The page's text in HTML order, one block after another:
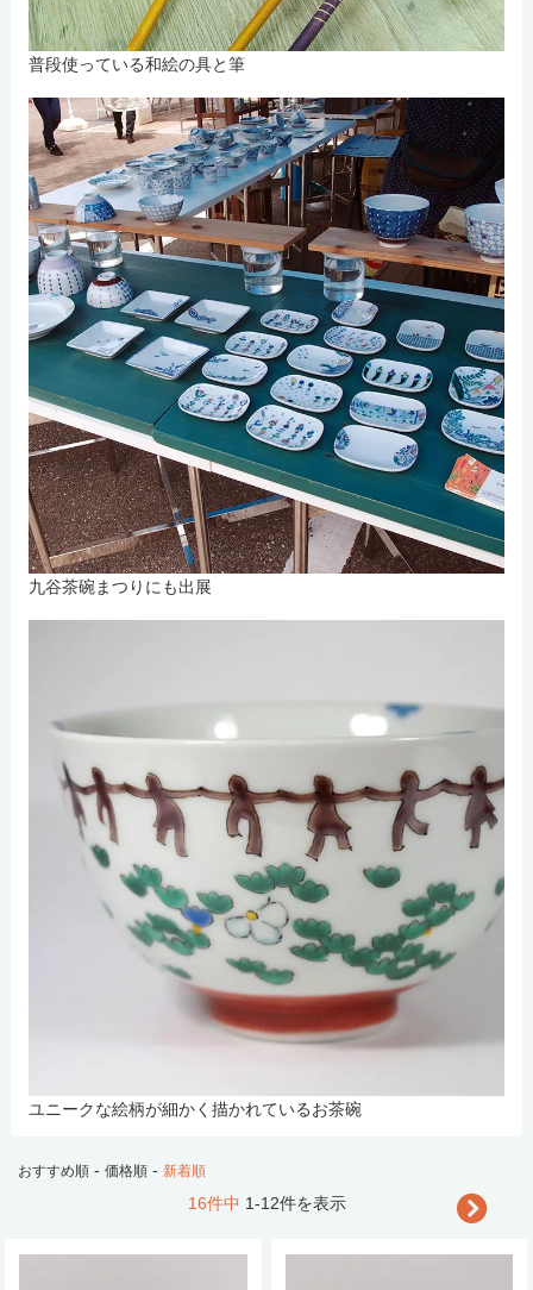
普段使っている和絵の具と筆
九谷茶碗まつりにも出展
ユニークな絵柄が細かく描かれているお茶碗
おすすめ順 - 価格順 - 新着順
16件中 1-12件を表示